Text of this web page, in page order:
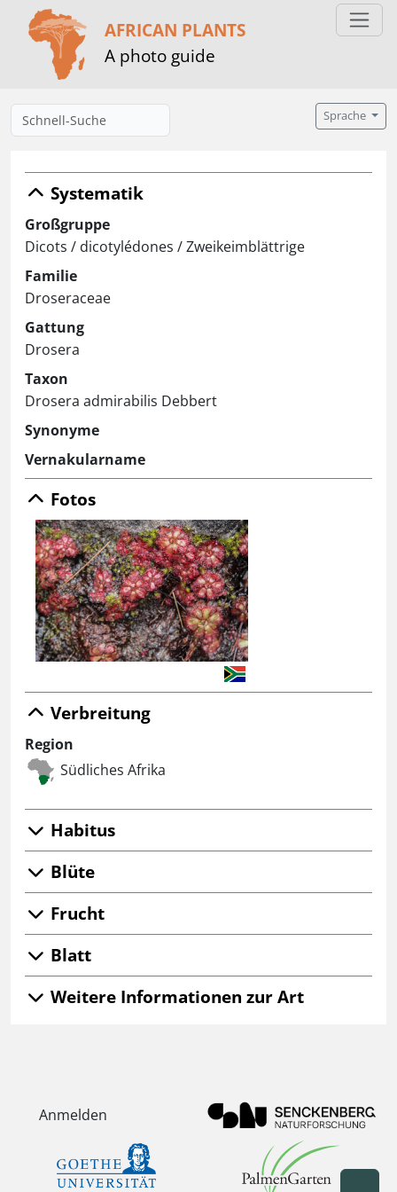
AFRICAN PLANTS
A photo guide
Sprache
Systematik
Großgruppe
Dicots / dicotylédones / Zweikeimblättrige
Familie
Droseraceae
Gattung
Drosera
Taxon
Drosera admirabilis Debbert
Synonyme
Vernakularname
Fotos
Verbreitung
Region
Südliches Afrika
Habitus
Blüte
Frucht
Blatt
Weitere Informationen zur Art
Anmelden